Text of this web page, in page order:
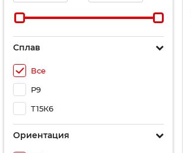
Сплав
Все
Р9
Т15К6
Ориентация